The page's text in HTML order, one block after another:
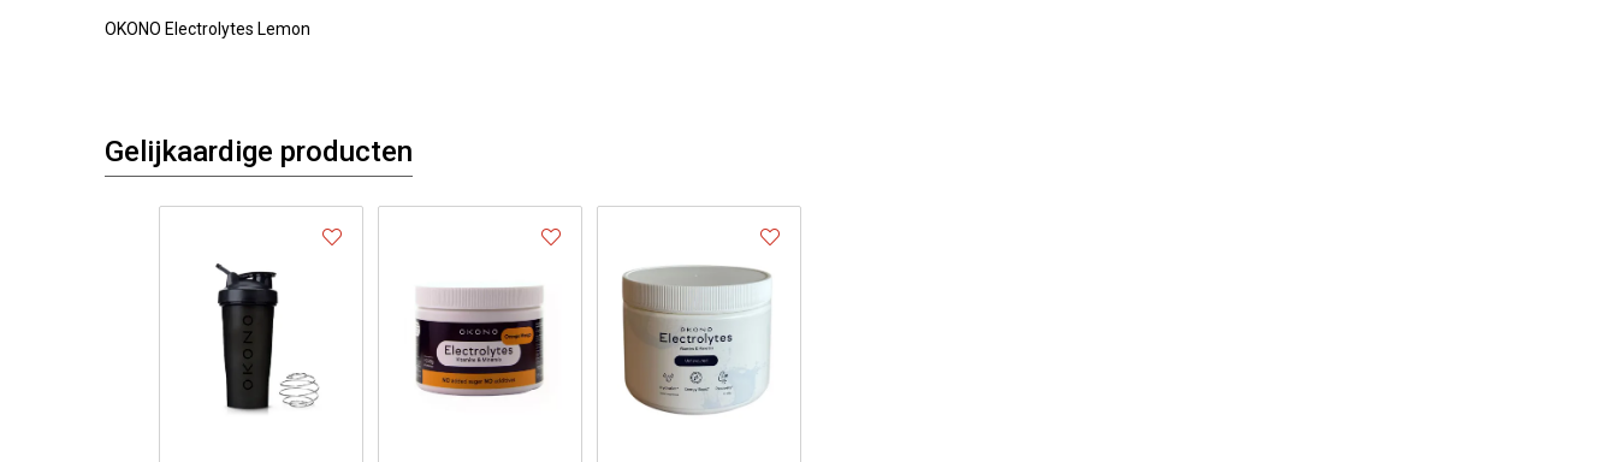
OKONO Electrolytes Lemon
Gelijkaardige producten